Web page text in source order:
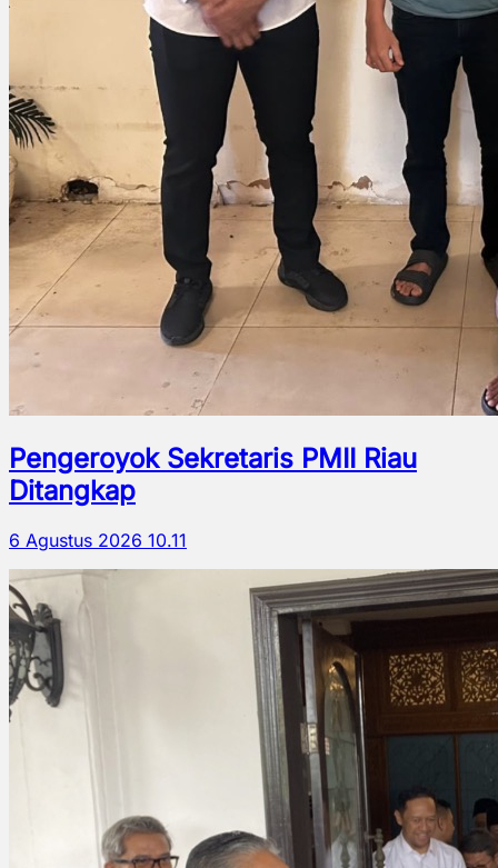
Pengeroyok Sekretaris PMII Riau
Ditangkap
6 Agustus 2026 10.11